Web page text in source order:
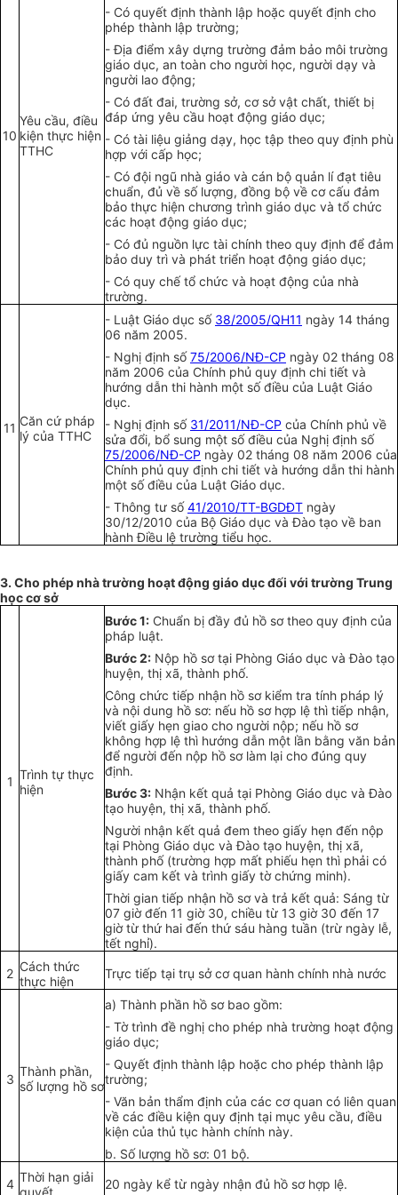
10
Yêu cầu, điều
kiện thực hiện
TTHC
- Có quyết định thành lập hoặc quyết định cho
phép thành lập trường;
-Địa điểm xây dựng trường đảm bảo môi trường
giáo dục, an toàn cho người học, người dạy và
người lao động;
- Có đất đai, trường sở, cơ sở vật chất, thiết bị
đáp ứng yêu cầu hoạt động giáo dục;
- Có tài liệu giảng dạy, học tập theo quy định phù
hợp với cấp học;
- Có đội ngũ nhà giáo và cán bộ quản lí đạt tiêu
chuẩn, đủ về số lượng, đồng bộ về cơ cấu đảm
bảo thực hiện chương trình giáo dục và tổ chức
các hoạt động giáo dục;
- Có đủ nguồn lực tài chính theo quy định để đảm
bảo duy trì và phát triển hoạt động giáo dục;
- Có quy chế tổ chức và hoạt động của nhà
trường.
11 Căn cứ pháp
lý của TTHC
- Luật Giáo dục số 38/2005/QH11 ngày 14 tháng
06 năm 2005.
- Nghị định số75/2006/NĐ-CP ngày 02 tháng 08
năm 2006 của Chính phủ quy định chi tiết và
hướng dẫn thi hành một số điều của Luật Giáo
dục.
- Nghị định số 31/2011/NĐ-CP của Chính phủ về
sửa đổi, bổ sung một số điều của Nghị định số
75/2006/NĐ-CP ngày 02 tháng 08 năm 2006 của
Chính phủ quy định chi tiết và hướng dẫn thi hành
một số điều của Luật Giáo dục.
- Thông tư số41/2010/TT-BGDĐT ngày
30/12/2010 của Bộ Giáo dục và Đào tạo về ban
hành Điều lệ trường tiểu học.
3. Cho phép nhà trường hoạt động giáo dục đối với trường Trung
học cơ sở
1 Trình tự thực
hiện
Bước 1: Chuẩn bị đầy đủ hồ sơ theo quy định của
pháp luật.
Bước 2: Nộp hồ sơ tại Phòng Giáo dục và Đào tạo
huyện, thị xã, thành phố.
Công chức tiếp nhận hồ sơ kiểm tra tính pháp lý
và nội dung hồ sơ: nếu hồ sơ hợp lệ thì tiếp nhận,
viết giấy hẹn giao cho người nộp; nếu hồ sơ
không hợp lệ thì hướng dẫn một lần bằng văn bản
để người đến nộp hồ sơ làm lại cho đúng quy
định.
Bước 3: Nhận kết quả tại Phòng Giáo dục và Đào
tạo huyện, thị xã, thành phố.
Người nhận kết quả đem theo giấy hẹn đến nộp
tại Phòng Giáo dục và Đào tạo huyện, thị xã,
thành phố (trường hợp mất phiếu hẹn thì phải có
giấy cam kết và trình giấy tờ chứng minh).
Thời gian tiếp nhận hồ sơ và trả kết quả: Sáng từ
07 giờ đến 11 giờ 30, chiều từ 13 giờ 30 đến 17
giờ từ thứ hai đến thứ sáu hàng tuần (trừ ngày lễ,
tết nghỉ).
2 Cách thức
thực hiện
Trực tiếp tại trụ sở cơ quan hành chính nhà nước
3
Thành phần,
số lượng hồ sơ
a) Thành phần hồ sơ bao gồm:
- Tờ trình đề nghị cho phép nhà trường hoạt động
giáo dục;
- Quyết định thành lập hoặc cho phép thành lập
trường;
- Văn bản thẩm định của các cơ quan có liên quan
về các điều kiện quy định tại mục yêu cầu, điều
kiện của thủ tục hành chính này.
b. Số lượng hồ sơ: 01 bộ.
4 Thời hạn giải
quyết
20 ngày kể từ ngày nhận đủ hồ sơ hợp lệ.